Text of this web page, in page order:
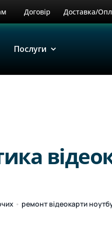
Договір Доставка/
Послуги
• ремонт відеокарти